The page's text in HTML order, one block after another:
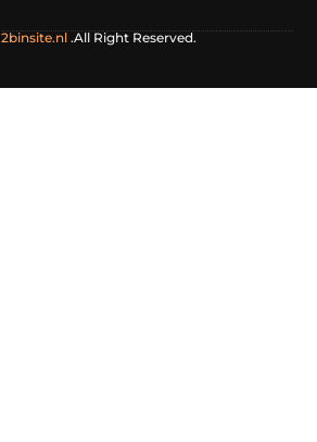
2binsite.nl.All Right Reserved.